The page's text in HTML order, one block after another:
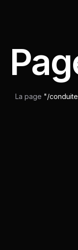
La page "/